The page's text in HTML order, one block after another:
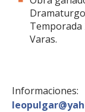
Temporada
Varas.
Informaciones: